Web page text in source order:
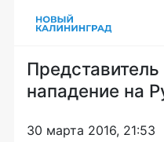
нападение на
30 марта 2016, 21:53